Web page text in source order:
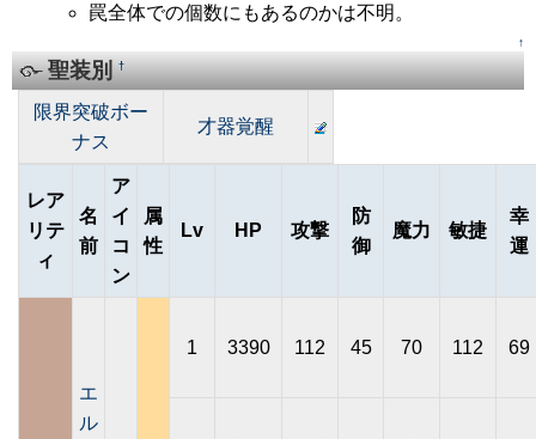
罠全体での個数にもあるのかは不明。
↑
聖装別†
限界突破ボー
ナス
才器覚醒
レア
リテ
ィ
名
前
ア
イ
コ
ン
属
性
Lv HP 攻撃
防
御
魔力 敏捷
幸
運
エ
ル
1 3390 112 45 70 112 69